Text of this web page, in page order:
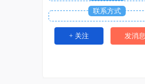
联系方式
+ 关注 发消息